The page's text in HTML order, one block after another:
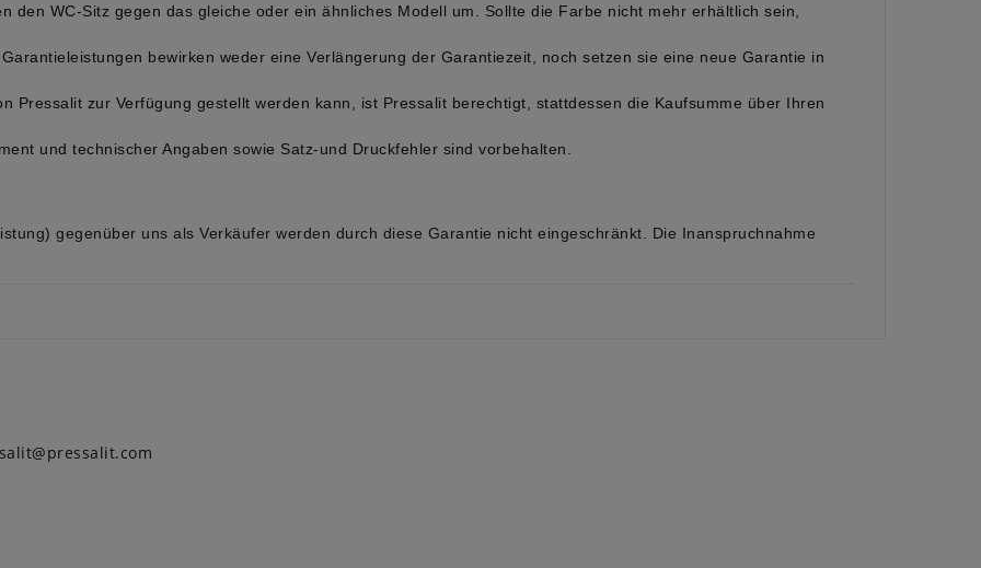
den WC-Sitz gegen das gleiche oder ein ähnliches Modell um. Sollte die Farbe nicht mehr erhältlich sein,
bewirken weder eine Verlängerung der Garantiezeit, noch setzen sie eine neue Garantie in
Pressalit zur Verfügung gestellt werden kann, ist Pressalit berechtigt, stattdessen die Kaufsumme über Ihren
und technischer Angaben sowie Satz-und Druckfehler sind vorbehalten.
gegenüber uns als Verkäufer werden durch diese Garantie nicht eingeschränkt. Die Inanspruchnahme